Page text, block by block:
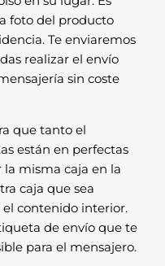
foto del producto
Te enviaremos
realizar el envío
sin coste
que tanto el
están en perfectas
la misma caja en la
caja que sea
contenido interior.
de envío que te
para el mensajero.